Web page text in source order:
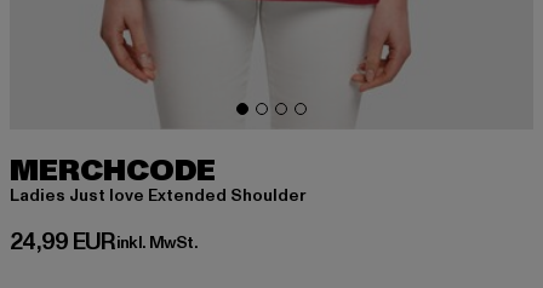
MERCHCODE
Ladies Just love Extended Shoulder
24,99 EUR
Derzeitiger Preis: 24,99 EUR
inkl. MwSt.